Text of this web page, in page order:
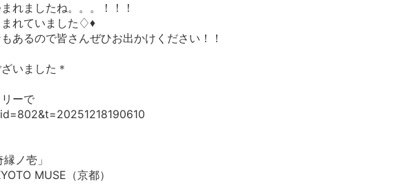
れましたね。。。！！！
れていました♢♦︎
あるので皆さんぜひお出かけください！！
いました＊
ーで
ノ壱」
MUSE（京都）